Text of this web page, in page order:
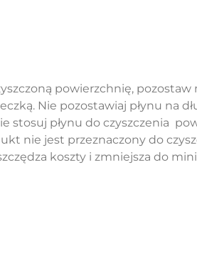
powierzchnię,
Nie pozostawiaj płynu na
stosuj płynu do czyszczenia
nie jest przeznaczony do
koszty i zmniejsza do